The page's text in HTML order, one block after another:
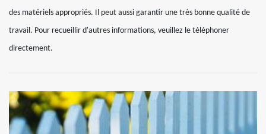
des matériels appropriés. Il peut aussi garantir une très bonne qualité de
travail. Pour recueillir d'autres informations, veuillez le téléphoner
directement.